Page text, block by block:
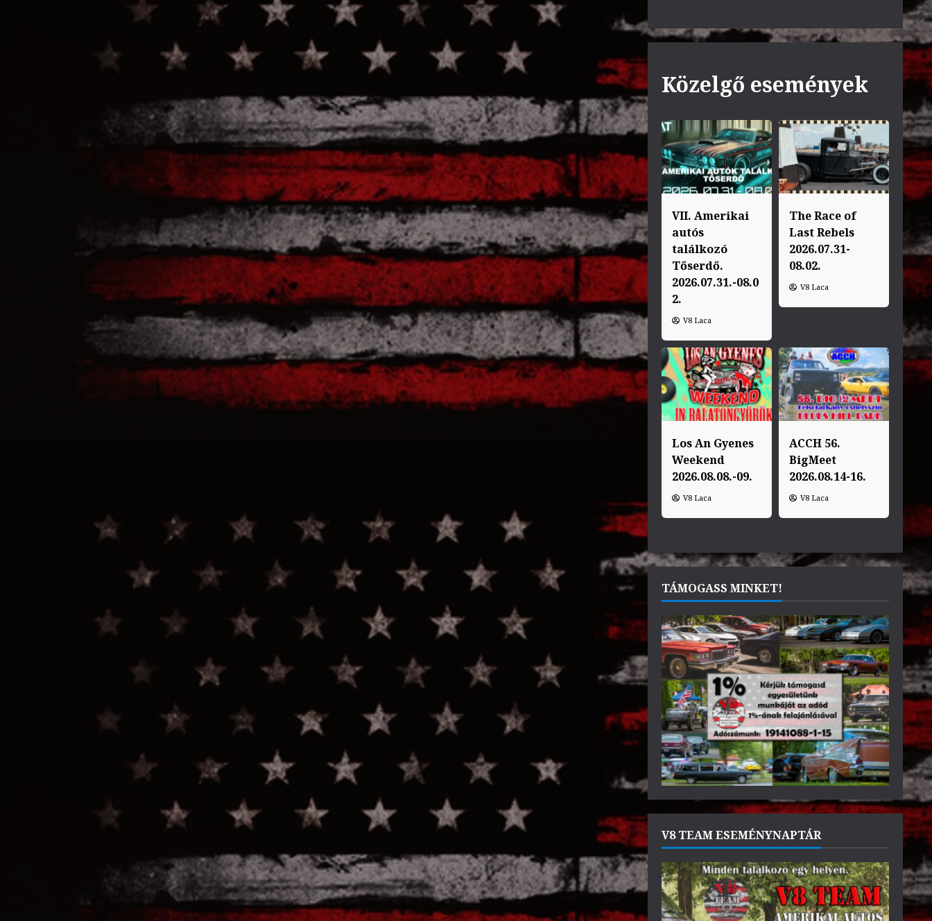
Közelgő események
VII. Amerikai
autós
találkozó
Tőserdő.
2026.07.31.-08.0
2.
V8 Laca
The Race of
Last Rebels
2026.07.31-
08.02.
V8 Laca
Los An Gyenes
Weekend
2026.08.08.-09.
V8 Laca
ACCH 56.
BigMeet
2026.08.14-16.
V8 Laca
TÁMOGASS MINKET!
V8 TEAM ESEMÉNYNAPTÁR